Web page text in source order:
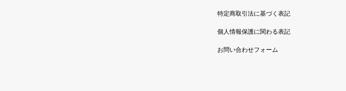
特定商取引法に基づく表記
個人情報保護に関わる表記
お問い合わせフォーム